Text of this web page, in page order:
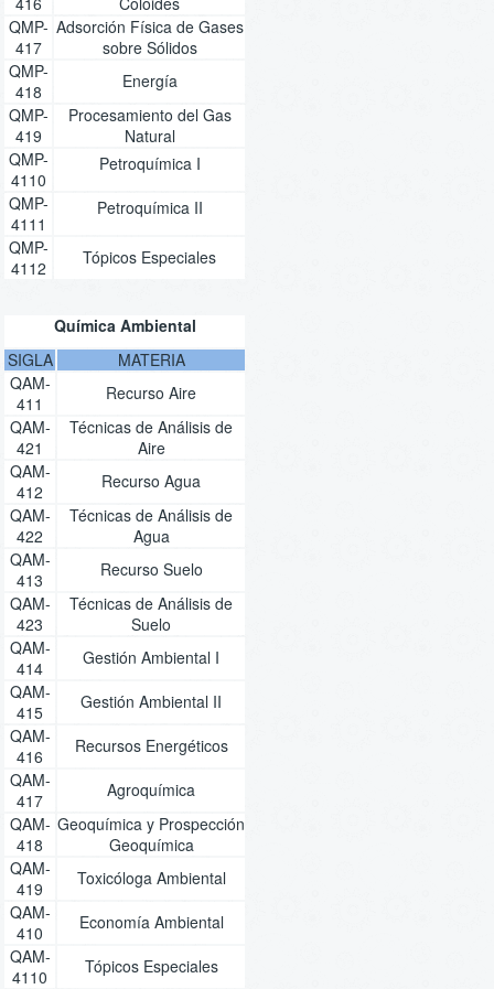
QMP-
417
Adsorción Física de Gases
sobre Sólidos
QMP-
418
Energía
QMP-
419
Procesamiento del Gas
Natural
QMP-
4110
Petroquímica I
QMP-
4111
Petroquímica II
QMP-
4112
Tópicos Especiales
Química Ambiental
SIGLA
MATERIA
QAM-
411
Recurso Aire
QAM-
421
Técnicas de Análisis de
Aire
QAM-
412
Recurso Agua
QAM-
422
Técnicas de Análisis de
Agua
QAM-
413
Recurso Suelo
QAM-
423
Técnicas de Análisis de
Suelo
QAM-
414
Gestión Ambiental I
QAM-
415
Gestión Ambiental II
QAM-
416
Recursos Energéticos
QAM-
417
Agroquímica
QAM-
418
Geoquímica y Prospección
Geoquímica
QAM-
419
Toxicóloga Ambiental
QAM-
410
Economía Ambiental
QAM-
4110
Tópicos Especiales